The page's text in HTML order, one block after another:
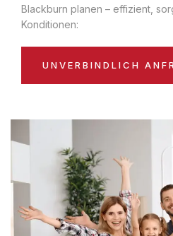
Blackburn planen – effizient,
Konditionen:
UNVERBINDLICH